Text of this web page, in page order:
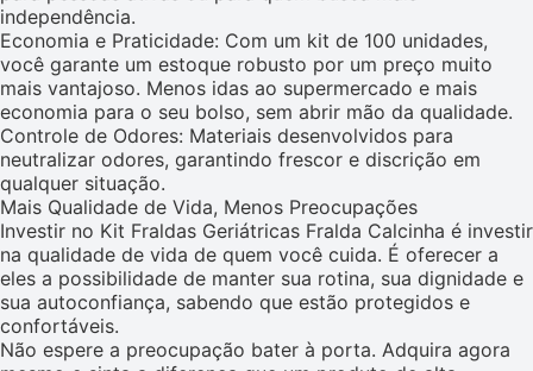
independência.
Economia e Praticidade: Com um kit de 100 unidades,
você garante um estoque robusto por um preço muito
mais vantajoso. Menos idas ao supermercado e mais
economia para o seu bolso, sem abrir mão da qualidade.
Controle de Odores: Materiais desenvolvidos para
neutralizar odores, garantindo frescor e discrição em
qualquer situação.
Mais Qualidade de Vida, Menos Preocupações
Investir no Kit Fraldas Geriátricas Fralda Calcinha é investir
na qualidade de vida de quem você cuida. É oferecer a
eles a possibilidade de manter sua rotina, sua dignidade e
sua autoconfiança, sabendo que estão protegidos e
confortáveis.
Não espere a preocupação bater à porta. Adquira agora